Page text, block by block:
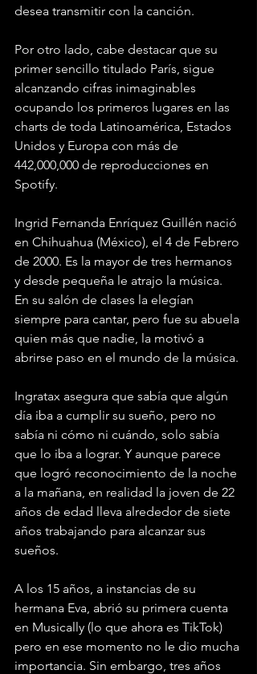
desea transmitir con la canción.
Por otro lado, cabe destacar que su
primer sencillo titulado París, sigue
alcanzando cifras inimaginables
ocupando los primeros lugares en las
charts de toda Latinoamérica, Estados
Unidos y Europa con más de
442,000,000 de reproducciones en
Spotify.
Ingrid Fernanda Enríquez Guillén nació
en Chihuahua (México), el 4 de Febrero
de 2000. Es la mayor de tres hermanos
y desde pequeña le atrajo la música.
En su salón de clases la elegían
siempre para cantar, pero fue su abuela
quien más que nadie, la motivó a
abrirse paso en el mundo de la música.
Ingratax asegura que sabía que algún
día iba a cumplir su sueño, pero no
sabía ni cómo ni cuándo, solo sabía
que lo iba a lograr. Y aunque parece
que logró reconocimiento de la noche
a la mañana, en realidad la joven de 22
años de edad lleva alrededor de siete
años trabajando para alcanzar sus
sueños.
A los 15 años, a instancias de su
hermana Eva, abrió su primera cuenta
en Musically (lo que ahora es TikTok)
pero en ese momento no le dio mucha
importancia. Sin embargo, tres años